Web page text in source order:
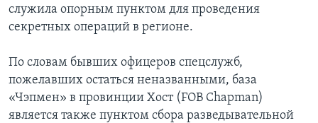
ДЕТАЛИ
АМЕРИКА. БОЛЬШОЕ ПУТЕШЕСТВИЕ
АМЕРИКАНСКИЕ ГОРОДКИ
УЧИМ АНГЛИЙСКИЙ
ВИДЕО
ПОДПИСКА НА НОВОСТИ
Learning English
служила опорным пунктом для проведения
секретных операций в регионе.
По словам бывших офицеров спецслужб,
пожелавших остаться неназванными, база
«Чэпмен» в провинции Хост (FOB Chapman)
является также пунктом сбора разведывательной